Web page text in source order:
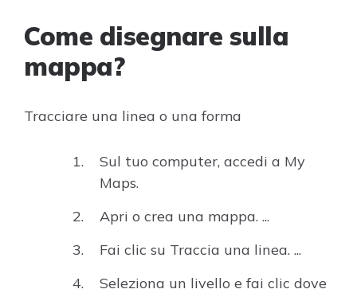
Come disegnare sulla
mappa?
Tracciare una linea o una forma
Sul tuo computer, accedi a My
Maps.
Apri o crea una mappa. ...
Fai clic su Traccia una linea. ...
Seleziona un livello e fai clic dove